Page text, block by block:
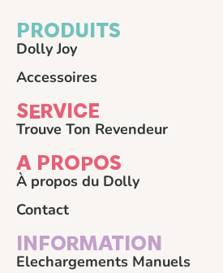
PRODUITS
Dolly Joy
Accessoires
SERVICE
Trouve Ton Revendeur
A PROPOS
À propos du Dolly
Contact
INFORMATION
Elechargements Manuels